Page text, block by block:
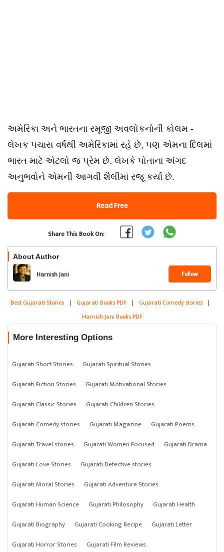
અમેરિકા અને ભારતના રમૂજી અવલોકનોની કોલમ -
લેખક પચાસ વર્ષથી અમેરિકામાં રહે છે, પણ એમના દિલમાં
ભારત માટે એટલો જ પ્રેમ છે. લેખકે પોતાના અંગદ
અનુભવોને એમની આગવી શૈલીમાં રજૂ કર્યા છે.
Read Free
Share This Book On:
About Author
Harnish Jani Follow
Best Gujarati Stories | Gujarati Books PDF | Gujarati Comedy stories |
Harnish Jani Books PDF
More Interesting Options
Gujarati Short Stories
Gujarati Spiritual Stories
Gujarati Fiction Stories
Gujarati Motivational Stories
Gujarati Classic Stories
Gujarati Children Stories
Gujarati Comedy stories
Gujarati Magazine
Gujarati Poems
Gujarati Travel stories
Gujarati Women Focused
Gujarati Drama
Gujarati Love Stories
Gujarati Detective stories
Gujarati Moral Stories
Gujarati Adventure Stories
Gujarati Human Science
Gujarati Philosophy
Gujarati Health
Gujarati Biography
Gujarati Cooking Recipe
Gujarati Letter
Gujarati Horror Stories
Gujarati Film Reviews